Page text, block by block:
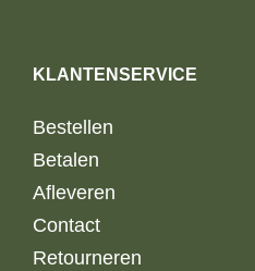
KLANTENSERVICE
Bestellen
Betalen
Afleveren
Contact
Retourneren